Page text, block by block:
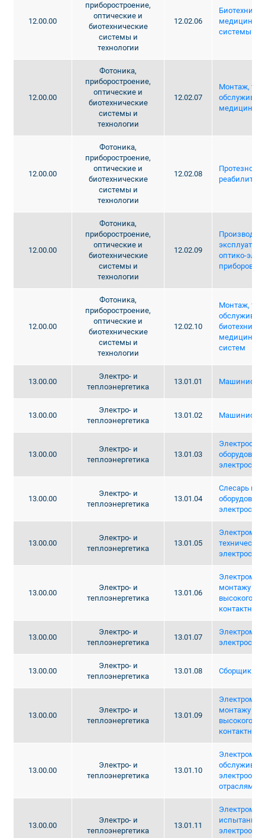
12.00.00
приборостроение,
оптические и
биотехнические
системы и
технологии
12.02.06
системы
12.00.00
Фотоника,
приборостроение,
оптические и
биотехнические
системы и
технологии
12.02.07
Монтаж,
12.00.00
Фотоника,
приборостроение,
оптические и
биотехнические
системы и
технологии
12.02.08
Протезно-
12.00.00
Фотоника,
приборостроение,
оптические и
биотехнические
системы и
технологии
12.02.09
оптико-
приборов и
12.00.00
Фотоника,
приборостроение,
оптические и
биотехнические
системы и
технологии
12.02.10
Монтаж,
систем
13.00.00
Электро- и
теплоэнергетика
13.01.01 Машинист
13.00.00
Электро- и
теплоэнергетика
13.01.02 Машинист
13.00.00
Электро- и
теплоэнергетика
13.01.03
13.00.00
Электро- и
теплоэнергетика
13.01.04
Слесарь по
13.00.00
Электро- и
теплоэнергетика
13.01.05
13.00.00
Электро- и
теплоэнергетика
13.01.06
монтажу
высокого
контактной
13.00.00
Электро- и
теплоэнергетика
13.01.07
13.00.00
Электро- и
теплоэнергетика
13.01.08 Сборщик
13.00.00
Электро- и
теплоэнергетика
13.01.09
монтажу
высокого
контактной
13.00.00
Электро- и
теплоэнергетика
13.01.10
отраслям)
13.00.00
Электро- и
теплоэнергетика
13.01.11
испытанию